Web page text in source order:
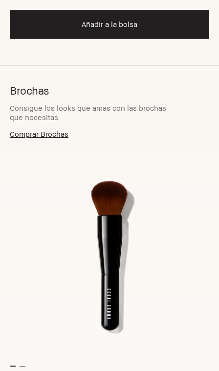
Añadir a la bolsa
Brochas
Consigue los looks que amas con las brochas
que necesitas
Comprar Brochas